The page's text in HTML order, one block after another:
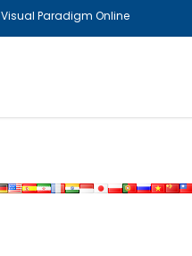
Visual Paradigm Online